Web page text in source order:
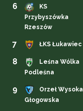
6
KS
Przybyszówka
Rzeszów
7 ŁKS Łukawiec
8
Leśna Wólka
Podleśna
9
Orzeł Wysoka
Głogowska